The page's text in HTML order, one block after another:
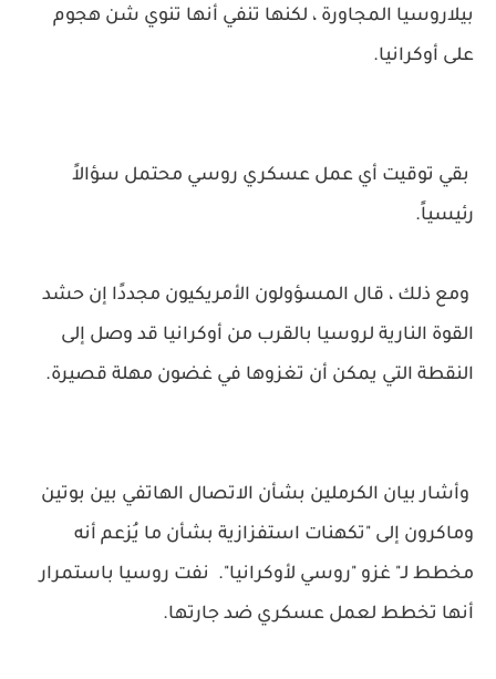
بيلاروسيا المجاورة ، لكنها تنفي أنها تنوي شن هجوم
على أوكرانيا.
بقي توقيت أي عمل عسكري روسي محتمل سؤالاً
رئيسياً.
ومع ذلك ، قال المسؤولون الأمريكيون مجددًا إن حشد
القوة النارية لروسيا بالقرب من أوكرانيا قد وصل إلى
النقطة التي يمكن أن تغزوها في غضون مهلة قصيرة.
وأشار بيان الكرملين بشأن الاتصال الهاتفي بين بوتين
وماكرون إلى "تكهنات استفزازية بشأن ما يُزعم أنه
مخطط لـ" غزو "روسي لأوكرانيا". نفت روسيا باستمرار
أنها تخطط لعمل عسكري ضد جارتها.